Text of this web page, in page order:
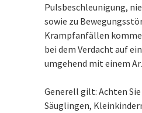
Pulsbeschleunigung,
sowie zu
Krampfanfällen
bei dem Verdacht auf
umgehend mit einem
Generell gilt: Achten
Säuglingen,